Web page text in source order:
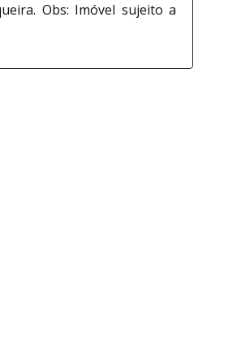
Obs: Imóvel sujeito a